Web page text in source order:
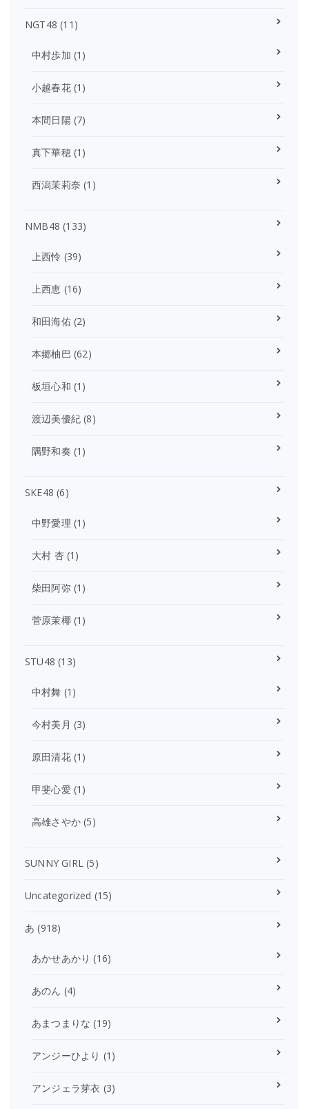
NGT48 (11)
中村歩加 (1)
小越春花(1)
本間日陽(7)
真下華穂(1)
西潟茉莉奈 (1)
NMB48 (133)
上西怜 (39)
上西恵 (16)
和田海佑(2)
本郷柚巴 (62)
板垣心和 (1)
渡辺美優紀 (8)
隅野和奏 (1)
SKE48 (6)
中野愛理 (1)
大村 杏(1)
柴田阿弥(1)
菅原茉椰(1)
STU48 (13)
中村舞 (1)
今村美月 (3)
原田清花(1)
甲斐心愛 (1)
高雄さやか (5)
SUNNY GIRL (5)
Uncategorized (15)
あ (918)
あかせあかり (16)
あのん (4)
あまつまりな (19)
アンジーひより (1)
アンジェラ芽衣 (3)